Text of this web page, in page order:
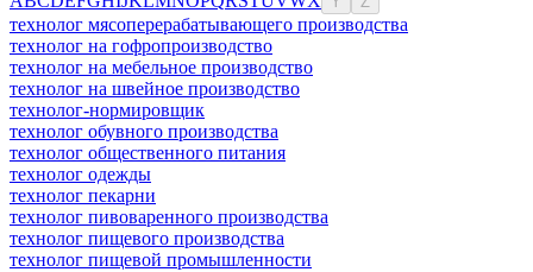
технолог мясоперерабатывающего производства
технолог на гофропроизводство
технолог на мебельное производство
технолог на швейное производство
технолог-нормировщик
технолог обувного производства
технолог общественного питания
технолог одежды
технолог пекарни
технолог пивоваренного производства
технолог пищевого производства
технолог пищевой промышленности